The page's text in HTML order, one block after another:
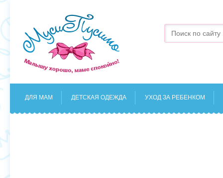
ДЛЯ МАМ ДЕТСКАЯ ОДЕЖДА УХОД ЗА РЕБЕНКОМ